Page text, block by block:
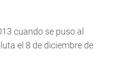
cuando se puso al
el 8 de diciembre de